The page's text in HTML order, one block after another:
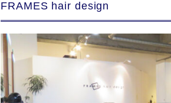
FRAMES hair design